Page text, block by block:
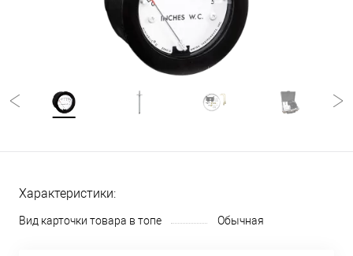
Характеристики:
Вид карточки товара в топе Обычная